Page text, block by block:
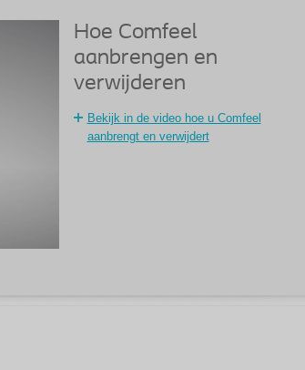
Hoe Comfeel
aanbrengen en
verwijderen
Bekijk in de video hoe u Comfeel
aanbrengt en verwijdert